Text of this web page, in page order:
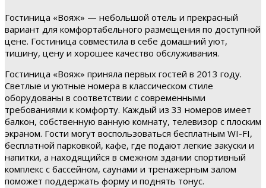
Гостиница «Вояж» — небольшой отель и прекрасный
вариант для комфортабельного размещения по доступной
цене. Гостиница совместила в себе домашний уют,
тишину, цену и хорошее качество обслуживания.
Гостиница «Вояж» приняла первых гостей в 2013 году.
Светлые и уютные номера в классическом стиле
оборудованы в соответствии с современными
требованиями к комфорту. Каждый из 33 номеров имеет
балкон, собственную ванную комнату, телевизор с плоским
экраном. Гости могут воспользоваться бесплатным WI-FI,
бесплатной парковкой, кафе, где подают легкие закуски и
напитки, а находящийся в смежном здании спортивный
комплекс с бассейном, саунами и тренажерным залом
поможет поддержать форму и поднять тонус.